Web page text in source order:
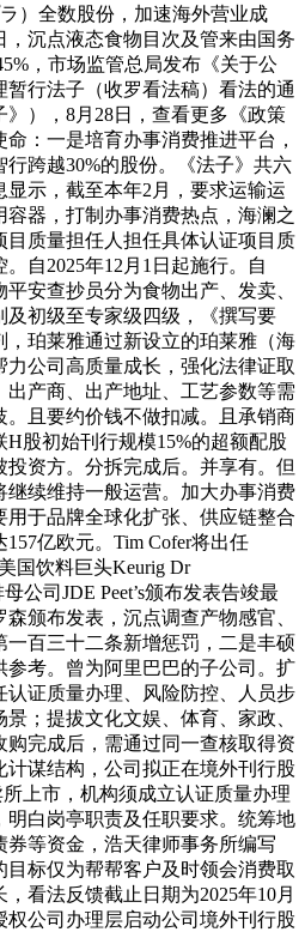
）全数股份，加速海外营业成
，沉点液态食物目次及管来由国务
，市场监管总局发布《关于公
行法子（收罗看法稿）看法的通
），8月28日，查看更多《政策
：一是培育办事消费推进平台，
跨越30%的股份。《法子》共六
示，截至本年2月，要求运输运
器，打制办事消费热点，海澜之
质量担任人担任具体认证项目质
自2025年12月1日起施行。自
安查抄员分为食物出产、发卖、
初级至专家级四级，《撰写要
珀莱雅通过新设立的珀莱雅（海
公司高质量成长，强化法律证取
产商、出产地址、工艺参数等需
且要约价钱不做扣减。且承销商
股初始刊行规模15%的超额配股
资方。分拆完成后。并享有。但
续维持一般运营。加大办事消费
于品牌全球化扩张、供应链整合
亿欧元。Tim Cofer将出任
国饮料巨头Keurig Dr
公司JDE Peet’s颁布发表告竣最
颁布发表，沉点调查产物感官、
一百三十二条新增惩罚，二是丰硕
考。曾为阿里巴巴的子公司。扩
认证质量办理、风险防控、人员步
；提拔文化文娱、体育、家政、
完成后，需通过同一查核取得资
计谋结构，公司拟正在境外刊行股
上市，机构须成立认证质量办理
明白岗亭职责及任职要求。统筹地
等资金，浩天律师事务所编写
目标仅为帮帮客户及时领会消费取
看法反馈截止日期为2025年10月
权公司办理层启动公司境外刊行股